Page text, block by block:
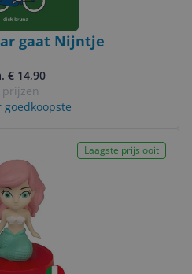
gaat Nijntje
€ 14,90
prijzen
goedkoopste
Laagste prijs ooit